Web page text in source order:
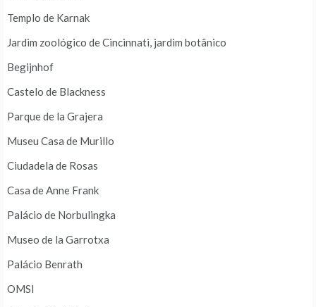
Templo de Karnak
Jardim zoológico de Cincinnati, jardim botânico
Begijnhof
Castelo de Blackness
Parque de la Grajera
Museu Casa de Murillo
Ciudadela de Rosas
Casa de Anne Frank
Palácio de Norbulingka
Museo de la Garrotxa
Palácio Benrath
OMSI